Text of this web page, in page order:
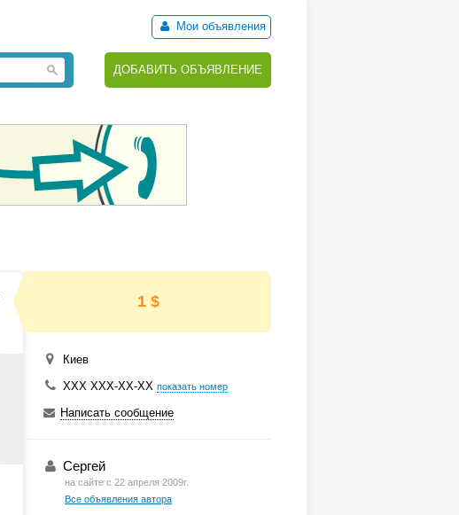
Мои объявления
ДОБАВИТЬ ОБЪЯВЛЕНИЕ
1 $
Киев
ХХХ ХХХ-ХХ-ХХ показать номер
Написать сообщение
Сергей
на сайте с 22 апреля 2009г.
Все объявления автора